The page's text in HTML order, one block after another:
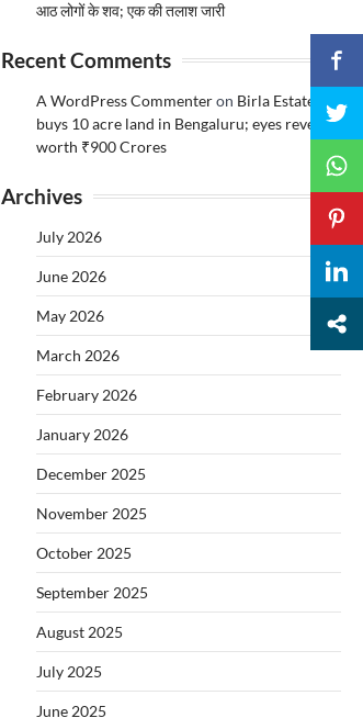
आठ लोगों के शव; एक की तलाश जारी
Recent Comments
A WordPress Commenteron Birla Estates
buys 10 acre land in Bengaluru; eyes revenue
worth ₹900 Crores
Archives
July 2026
June 2026
May 2026
March 2026
February 2026
January 2026
December 2025
November 2025
October 2025
September 2025
August 2025
July 2025
June 2025